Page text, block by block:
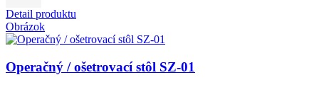
Detail produktu
Obrázok
Operačný / ošetrovací stôl SZ-01